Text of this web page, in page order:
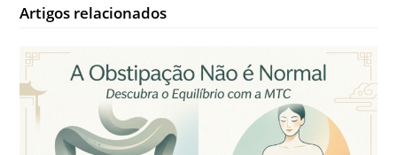
Artigos relacionados